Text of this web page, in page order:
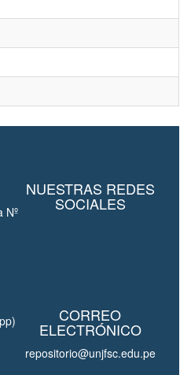
Nº
NUESTRAS REDES
SOCIALES
CORREO
ELECTRÓNICO
repositorio@unjfsc.edu.pe